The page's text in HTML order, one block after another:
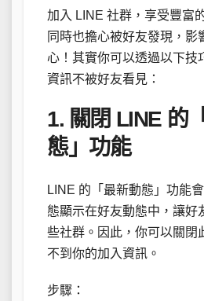
加入 LINE 社群，享受豐富
同時也擔心被好友發現，影
心！其實你可以透過以下技
資訊不被好友看見：
1. 關閉 LINE 的
態」功能
LINE 的「最新動態」功能
態顯示在好友動態中，讓好
些社群。因此，你可以關閉
不到你的加入資訊。
步驟：